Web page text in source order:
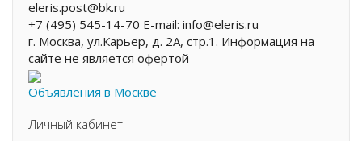
eleris.post@bk.ru
+7 (495) 545-14-70 E-mail: info@eleris.ru
г. Москва, ул.Карьер, д. 2А, стр.1. Информация на
сайте не является офертой
Объявления в Москве
Личный кабинет